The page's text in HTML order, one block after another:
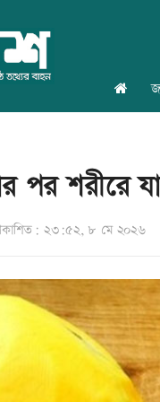
পর শরীরে
২৩:৫২, ৮ মে ২০২৬